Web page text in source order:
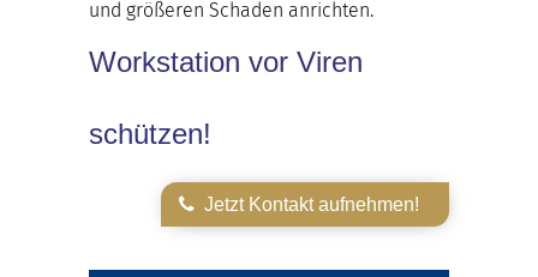
und größeren Schaden anrichten.
Workstation vor Viren
schützen!
Jetzt Kontakt aufnehmen!